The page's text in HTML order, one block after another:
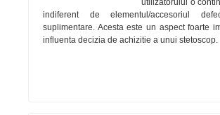
utilizatorului o
indiferent de elementul/accesoriul
suplimentare. Acesta este un aspect foarte
influenta decizia de achizitie a unui stetoscop.